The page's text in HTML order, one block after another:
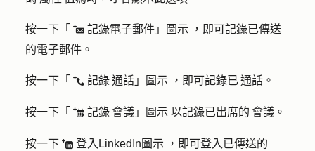
按一下「 logEmail 記錄電子郵件」圖示 ，即可記錄已傳送
的電子郵件。
按一下「 logCall 記錄 通話」圖示 ，即可記錄已 通話。
按一下「 logMeeting 記錄 會議」圖示 以記錄已出席的 會議。
按一下 logLinkedInMessage 登入LinkedIn圖示 ，即可登入已傳送的